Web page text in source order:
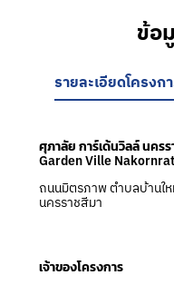
ข้อ
รายละเอียดโครงก
ศุภาลัย การ์เด้นวิลล์ นคร
Garden Ville
ถนนมิตรภาพ ตำบลบ้านให
นครราชสีมา
เจ้าของโครงการ